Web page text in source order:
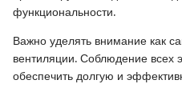
функциональности.
Важно уделять внимание как
вентиляции. Соблюдение всех
обеспечить долгую и